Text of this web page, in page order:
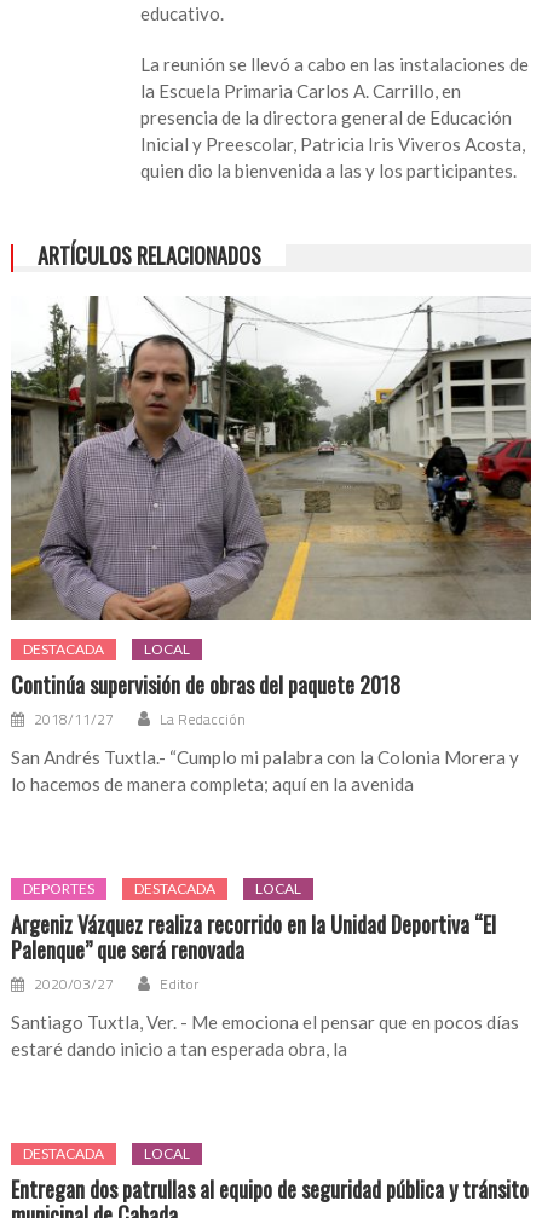
educativo.
La reunión se llevó a cabo en las instalaciones de
la Escuela Primaria Carlos A. Carrillo, en
presencia de la directora general de Educación
Inicial y Preescolar, Patricia Iris Viveros Acosta,
quien dio la bienvenida a las y los participantes.
ARTÍCULOS RELACIONADOS
DESTACADA LOCAL
Continúa supervisión de obras del paquete 2018
2018/11/27 La Redacción
San Andrés Tuxtla.- “Cumplo mi palabra con la Colonia Morera y
lo hacemos de manera completa; aquí en la avenida
DEPORTES DESTACADA LOCAL
Argeniz Vázquez realiza recorrido en la Unidad Deportiva “El
Palenque” que será renovada
2020/03/27 Editor
Santiago Tuxtla, Ver. - Me emociona el pensar que en pocos días
estaré dando inicio a tan esperada obra, la
DESTACADA LOCAL
Entregan dos patrullas al equipo de seguridad pública y tránsito